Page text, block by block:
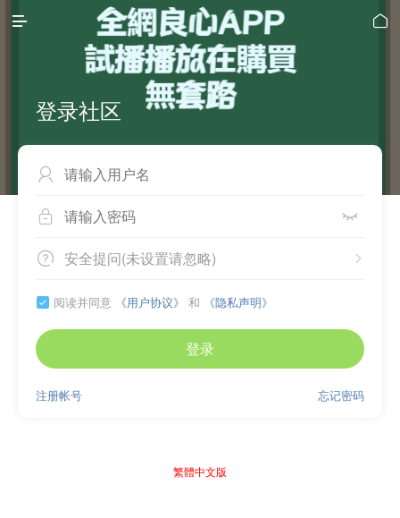
 
登录社区

 
 
安全提问(未设置请忽略)
 阅读并同意 《用户协议》 和 《隐私声明》
登录
忘记密码
注册帐号
繁體中文版